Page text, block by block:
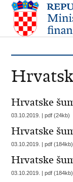
Hrvatske
03.10.2019. | pdf (24kb)
Hrvatske
03.10.2019. | pdf (184kb)
Hrvatske
03.10.2019. | pdf (184kb)